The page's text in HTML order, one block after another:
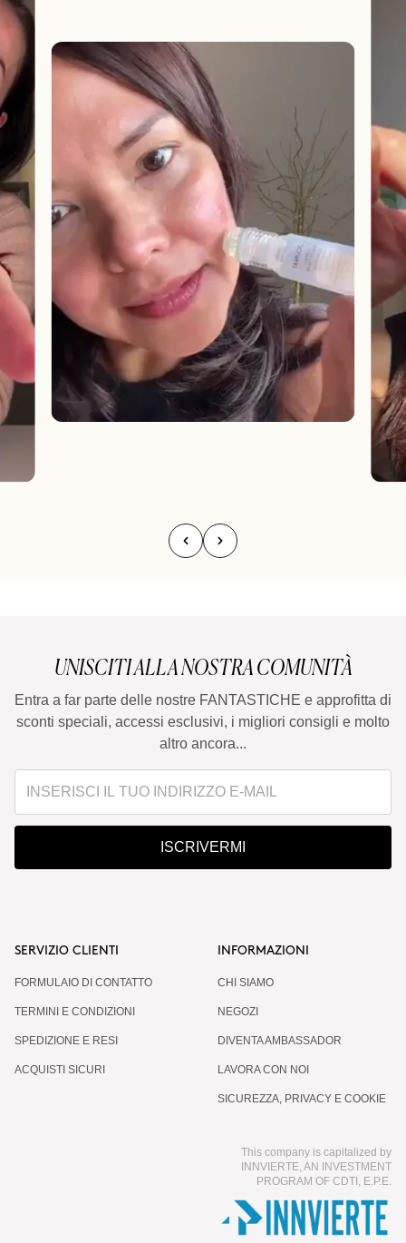
UNISCITI ALLA NOSTRA COMUNITÀ
Entra a far parte delle nostre FANTASTICHE e approfitta di
sconti speciali, accessi esclusivi, i migliori consigli e molto
altro ancora...
ISCRIVERMI
SERVIZIO CLIENTI
FORMULAIO DI CONTATTO
TERMINI E CONDIZIONI
SPEDIZIONE E RESI
ACQUISTI SICURI
INFORMAZIONI
CHI SIAMO
NEGOZI
DIVENTA AMBASSADOR
LAVORA CON NOI
SICUREZZA, PRIVACY E COOKIE
This company is capitalized by
INNVIERTE, AN INVESTMENT
PROGRAM OF CDTI, E.P.E.